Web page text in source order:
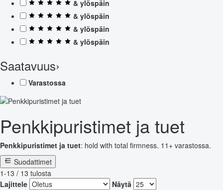
& ylöspäin
& ylöspäin
& ylöspäin
& ylöspäin
Saatavuus›
Varastossa
Penkkipuristimet ja tuet
Penkkipuristimet ja tuet: hold with total firmness. 11+ varastossa.
Suodattimet
1-13 / 13 tulosta
Lajittele
Näytä